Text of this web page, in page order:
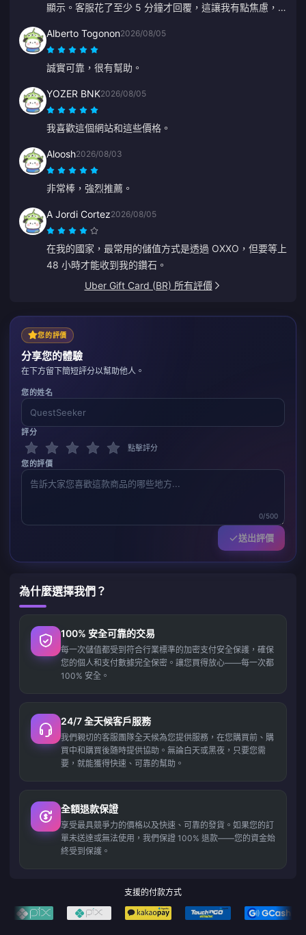
顯示。客服花了至少 5 分鐘才回覆，這讓我有點焦慮，
好了。
Alberto Togonon2026/08/05
誠實可靠，很有幫助。
YOZER BNK2026/08/05
我喜歡這個網站和這些價格。
Aloosh2026/08/03
非常棒，強烈推薦。
A Jordi Cortez2026/08/05
在我的國家，最常用的儲值方式是透過 OXXO，但要等上
48 小時才能收到我的鑽石。
Uber Gift Card (BR) 所有評價
您的評價
分享您的體驗
在下方留下簡短評分以幫助他人。
您的姓名
評分
點擊評分
您的評價
0/500
送出評價
為什麼選擇我們？
100% 安全可靠的交易
每一次儲值都受到符合行業標準的加密支付安全保護，確保
您的個人和支付數據完全保密。讓您買得放心——每一次都
100% 安全。
24/7 全天候客戶服務
我們親切的客服團隊全天候為您提供服務，在您購買前、購
買中和購買後隨時提供協助。無論白天或黑夜，只要您需
要，就能獲得快速、可靠的幫助。
全額退款保證
享受最具競爭力的價格以及快速、可靠的發貨。如果您的訂
單未送達或無法使用，我們保證 100% 退款——您的資金始
終受到保護。
支援的付款方式